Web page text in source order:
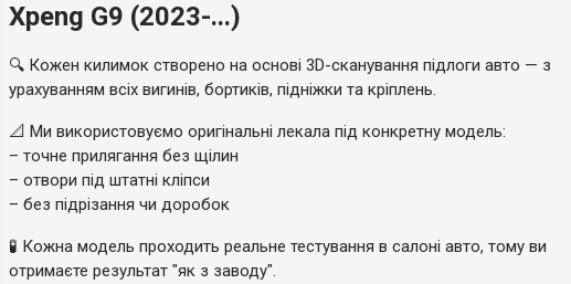
Xpeng G9 (2023-...)
🔍 Кожен килимок створено на основі 3D-сканування підлоги авто — з
урахуванням всіх вигинів, бортиків, підніжки та кріплень.
📐 Ми використовуємо оригінальні лекала під конкретну модель:
– точне прилягання без щілин
– отвори під штатні кліпси
– без підрізання чи доробок
🧪 Кожна модель проходить реальне тестування в салоні авто, тому ви
отримаєте результат "як з заводу".